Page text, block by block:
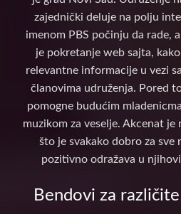
zajednički deluje na polju
imenom PBS počinju da rade,
je pokretanje web sajta,
relevantne informacije u vezi
članovima udruženja. Pored
pomogne budućim
muzikom za veselje. Akcenat je
što je svakako dobro za sve
pozitivno odražava u
Bendovi za